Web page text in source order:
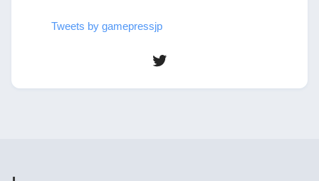
Tweets by gamepressjp